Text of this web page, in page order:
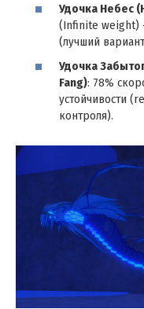
Удочка Небес
(Infinite weight)
(лучший
Удочка
Fang): 78%
устойчивости
контроля).